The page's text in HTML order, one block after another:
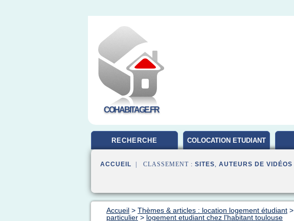
COHABITAGE.FR
RECHERCHE COLOCATION ETUDIANT
ACCUEIL | CLASSEMENT : SITES, AUTEURS DE VIDÉOS
Accueil > Thèmes & articles : location logement étudiant >
particulier > logement etudiant chez l'habitant toulouse